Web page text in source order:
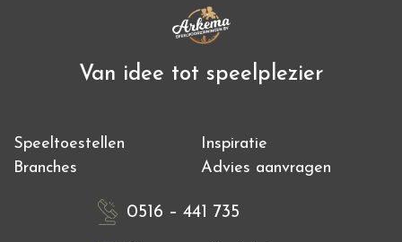
Van idee tot speelplezier
Speeltoestellen
Inspiratie
Branches
Advies aanvragen
0516 – 441 735